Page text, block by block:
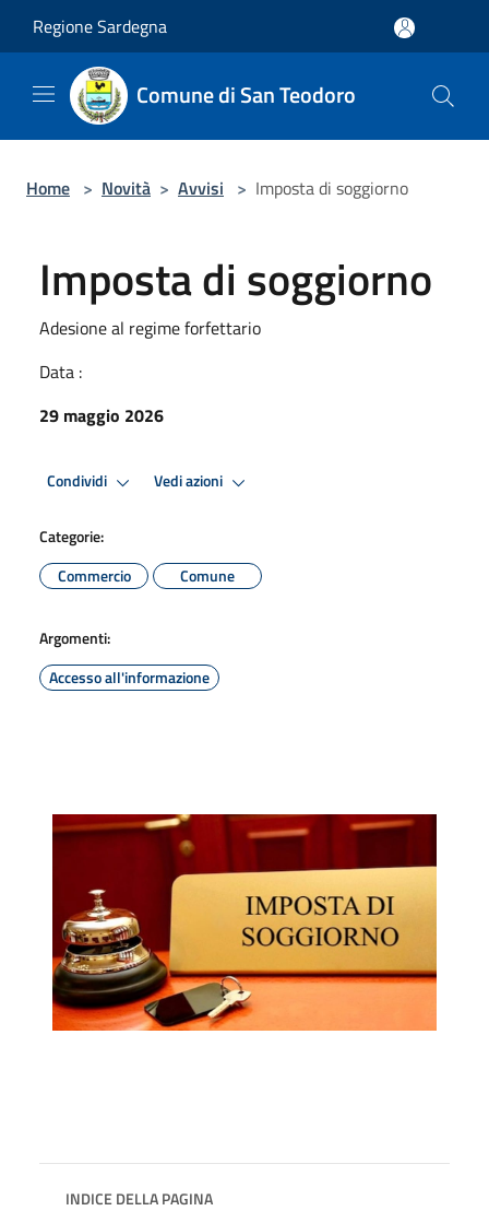
Regione Sardegna
Comune di San Teodoro
Home > Novità > Avvisi > Imposta di soggiorno
Imposta di soggiorno
Adesione al regime forfettario
Data :
29 maggio 2026
Condividi Vedi azioni
Categorie:
Commercio
Comune
Argomenti:
Accesso all'informazione
INDICE DELLA PAGINA